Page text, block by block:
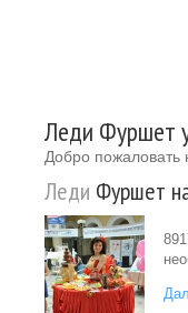
Леди Фуршет
Добро пожаловать
Леди Фуршет